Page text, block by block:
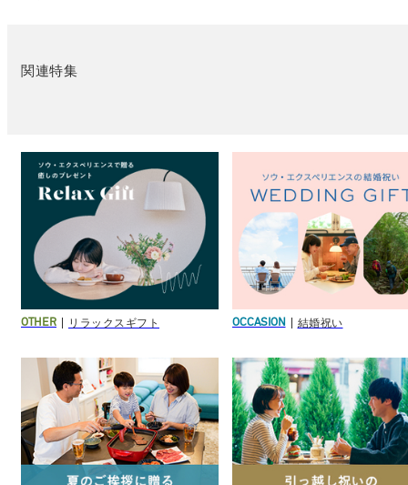
関連特集
OTHER リラックスギフト OCCASION 結婚祝い